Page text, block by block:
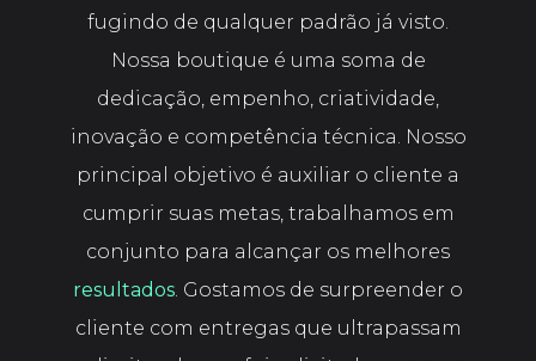
fugindo de qualquer padrão já visto.
Nossa boutique é uma soma de
dedicação, empenho, criatividade,
inovação e competência técnica. Nosso
principal objetivo é auxiliar o cliente a
cumprir suas metas, trabalhamos em
conjunto para alcançar os melhores
resultados. Gostamos de surpreender o
cliente com entregas que ultrapassam